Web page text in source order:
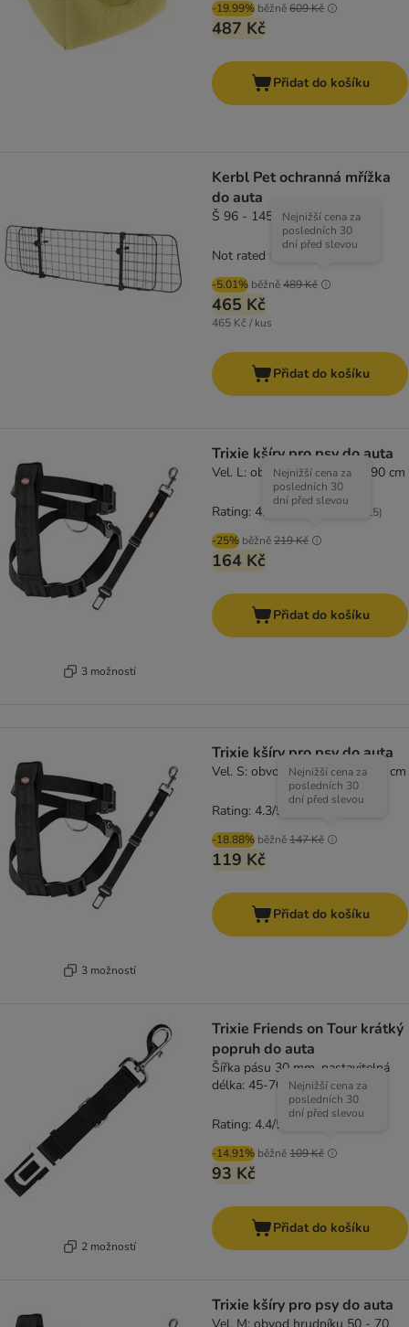
-19.99% běžně609 Kč
487 Kč
Přidat do košíku
Kerbl Pet ochranná mřížka
do auta
Š 96 - 145 x V 30 cm
-5.01% běžně489 Kč
Nejnižší cena za
posledních 30
dní před slevou
465 Kč
465 Kč / kus
Not rated
Přidat do košíku
3 možností
Trixie kšíry pro psy do auta
Vel. L: obvod hrudníku 70 - 90 cm
-25% běžně219 Kč
Nejnižší cena za
posledních 30
dní před slevou
164 Kč
Rating: 4.3/5 125)
Přidat do košíku
3 možností
Trixie kšíry pro psy do auta
Vel. S: obvod hrudníku 30 - 60 cm
-18.88% běžně147 Kč
Nejnižší cena za
posledních 30
dní před slevou
119 Kč
Rating: 4.3/5
Přidat do košíku
2 možností
Trixie Friends on Tour krátký
popruh do auta
Šířka pásu 30 mm, nastavitelná
délka: 45-70 cm
-14.91% běžně109 Kč
Nejnižší cena za
posledních 30
dní před slevou
93 Kč
Rating: 4.4/5
Přidat do košíku
Trixie kšíry pro psy do auta